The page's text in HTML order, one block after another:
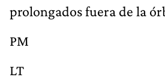
prolongados fuera de la
PM
LT